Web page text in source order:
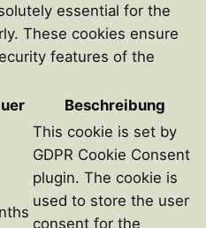
essential for the
These cookies ensure
features of the
Beschreibung
This cookie is set by
GDPR Cookie Consent
plugin. The cookie is
used to store the user
consent for the